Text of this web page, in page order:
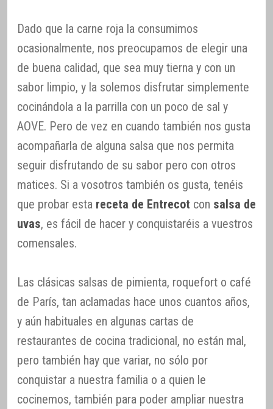
Dado que la carne roja la consumimos
ocasionalmente, nos preocupamos de elegir una
de buena calidad, que sea muy tierna y con un
sabor limpio, y la solemos disfrutar simplemente
cocinándola a la parrilla con un poco de sal y
AOVE. Pero de vez en cuando también nos gusta
acompañarla de alguna salsa que nos permita
seguir disfrutando de su sabor pero con otros
matices. Si a vosotros también os gusta, tenéis
que probar esta receta de Entrecot con salsa de
uvas, es fácil de hacer y conquistaréis a vuestros
comensales.
Las clásicas salsas de pimienta, roquefort o café
de París, tan aclamadas hace unos cuantos años,
y aún habituales en algunas cartas de
restaurantes de cocina tradicional, no están mal,
pero también hay que variar, no sólo por
conquistar a nuestra familia o a quien le
cocinemos, también para poder ampliar nuestra